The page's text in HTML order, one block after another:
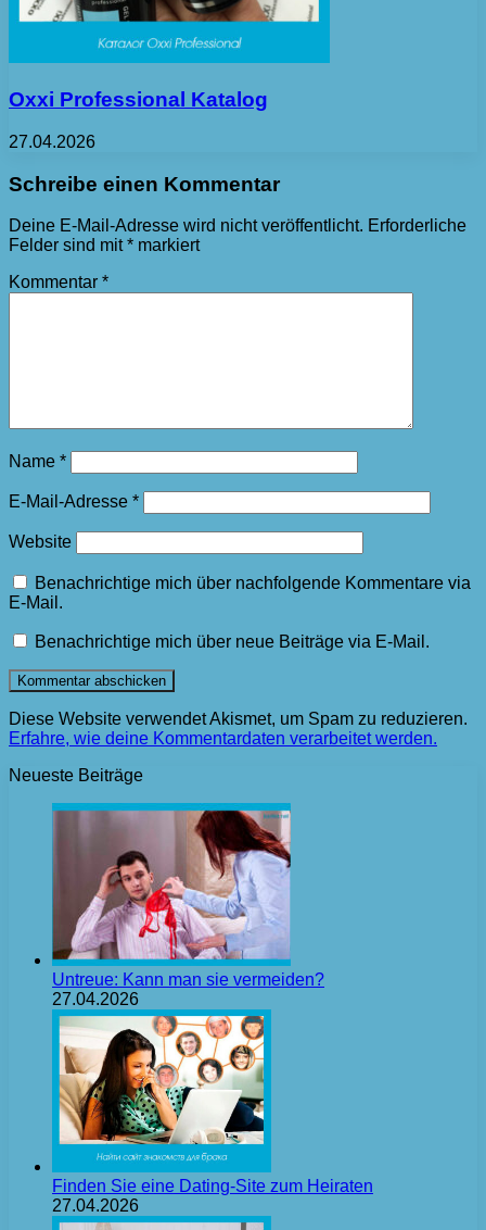
Oxxi Professional Katalog
27.04.2026
Schreibe einen Kommentar
Deine E-Mail-Adresse wird nicht veröffentlicht. Erforderliche
Felder sind mit* markiert
Kommentar *
Name *
E-Mail-Adresse *
Website
Benachrichtige mich über nachfolgende Kommentare via
E-Mail.
Benachrichtige mich über neue Beiträge via E-Mail.
Diese Website verwendet Akismet, um Spam zu reduzieren.
Erfahre, wie deine Kommentardaten verarbeitet werden.
Neueste Beiträge
Untreue: Kann man sie vermeiden?
27.04.2026
Finden Sie eine Dating-Site zum Heiraten
27.04.2026